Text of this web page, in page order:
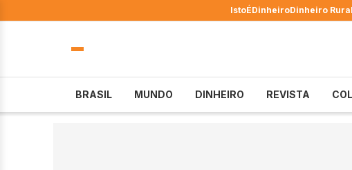
IstoÉDinheiroDinheiro Rural
BRASIL MUNDO DINHEIRO REVISTA